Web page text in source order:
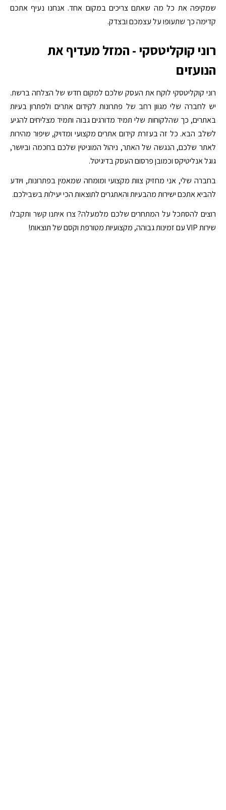
שמקיפה את כל מה שאתם צריכים במקום אחד. אנחנו נעיף אתכם
קדימה כך שתעופו על עצמכם ובצדק.
רוני קוקליטסקי - המזל מעדיף את
הנועזים
רוני קוקליטסקי לוקח את העסק שלכם למקום חדש של הצלחה ברשת.
יש לחברה שלי מגוון רחב של פתרונות לקידום אתרים ולפתרון בעיות
באתרים, כך שהלקוחות שלי תמיד מדורגים גבוה ותמיד מצליחים להגיע
לשלב הבא. כל זה בעזרת קידום אתרים מקצועי ומדויק, שיפור מהירות
לאתר שלכם, הנגשה של האתר, ניהול המוניטין שלכם בחכמה וביושר,
גוגל אנליטיקס וכמובן פרסום העסק בדיגיטל.
בחברה שלי, אני מחזיק צוות מקצועי ומומחה שמאמין בפתרונות, ויודע
להביא אתכם ישירות מהבעיות והאתגרים לתוצאות הכי יעילות בשבילכם.
רוצים להסתכל על המתחרים שלכם מלמעלה? צרו איתנו קשר ותקבלו
שירות VIP עם זמינות גבוהה, מקצועיות מטורפת וקסם של תוצאות!